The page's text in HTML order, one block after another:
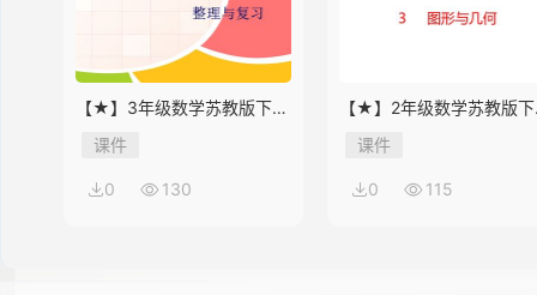
【★】3年级数学苏教版下册
课件第10单元《单元复习》
课件
0 130
【★】2年级数学苏教版
课件第9单元《期末复习》
课件
0 115